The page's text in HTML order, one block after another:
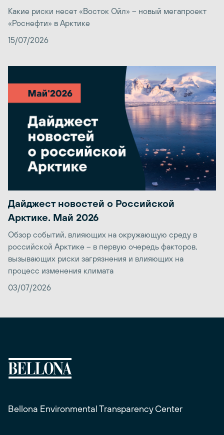
Какие риски несет «Восток Ойл» – новый мегапроект
«Роснефти» в Арктике
15/07/2026
Дайджест новостей о Российской
Арктике. Май 2026
Обзор событий, влияющих на окружающую среду в
российской Арктике – в первую очередь факторов,
вызывающих риски загрязнения и влияющих на
процесс изменения климата
03/07/2026
Bellona Environmental Transparency Center